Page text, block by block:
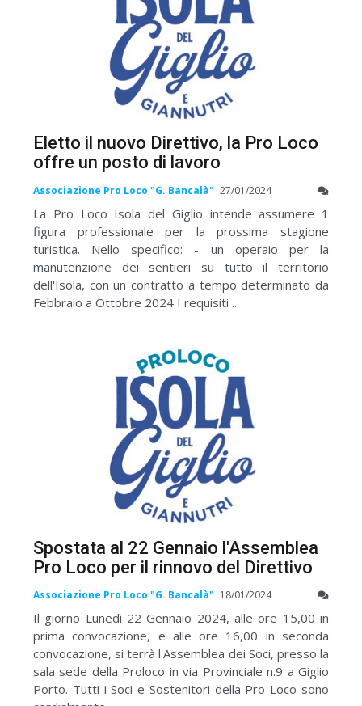
Eletto il nuovo Direttivo, la Pro Loco
offre un posto di lavoro
Associazione Pro Loco "G. Bancalà" 27/01/2024
La Pro Loco Isola del Giglio intende assumere 1
figura professionale per la prossima stagione
turistica. Nello specifico: - un operaio per la
manutenzione dei sentieri su tutto il territorio
dell'Isola, con un contratto a tempo determinato da
Febbraio a Ottobre 2024 I requisiti ...
Spostata al 22 Gennaio l'Assemblea
Pro Loco per il rinnovo del Direttivo
Associazione Pro Loco "G. Bancalà" 18/01/2024
Il giorno Lunedì 22 Gennaio 2024, alle ore 15,00 in
prima convocazione, e alle ore 16,00 in seconda
convocazione, si terrà l'Assemblea dei Soci, presso la
sala sede della Proloco in via Provinciale n.9 a Giglio
Porto. Tutti i Soci e Sostenitori della Pro Loco sono